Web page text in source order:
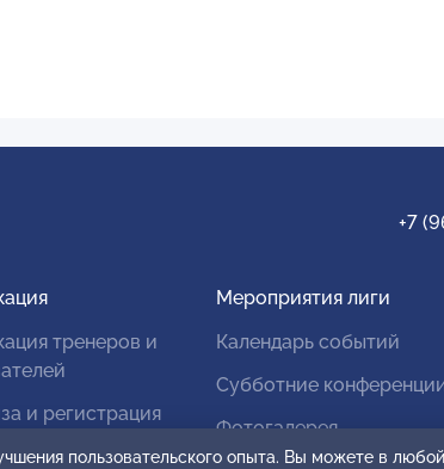
+7
тренеров и
и регистрация
Мероприятия лиги
Календарь событий
Субботние
Фотогалерея
пользовательского опыта. Вы можете в